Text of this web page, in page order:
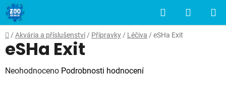
Přejít
na
obsah
Hledat
KOŠÍK
Domů
/ Akvária a příslušenství / Přípravky / Léčiva / eSHa Exit
eSHa Exit
Průměrné
Neohodnoceno Podrobnosti hodnocení